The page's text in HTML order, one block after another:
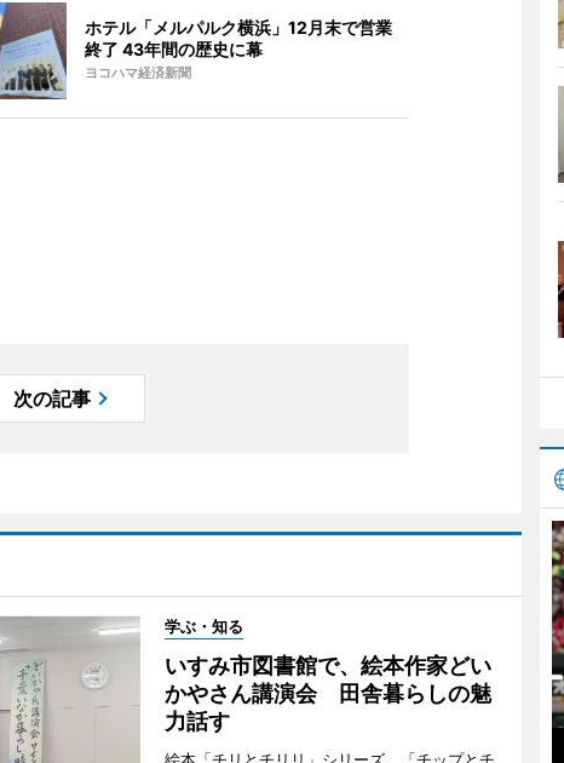
ホテル「メルパルク横浜」12月末で営業
終了 43年間の歴史に幕
ヨコハマ経済新聞
次の記事
学ぶ・知る
いすみ市図書館で、絵本作家どい
かやさん講演会 田舎暮らしの魅
力話す